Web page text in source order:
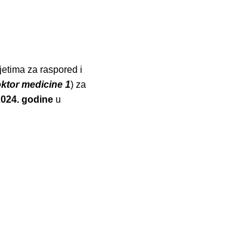
za raspored i
medicine 1) za
godine u